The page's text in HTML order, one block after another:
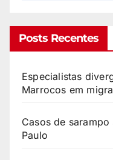
Posts Recentes
Especialistas
Marrocos em
Casos de
Paulo